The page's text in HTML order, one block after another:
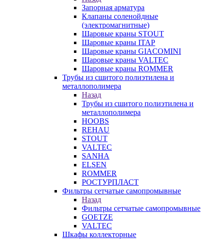
Запорная арматура
Клапаны соленойдные
(электромагнитные)
Шаровые краны STOUT
Шаровые краны ITAP
Шаровые краны GIACOMINI
Шаровые краны VALTEC
Шаровые краны ROMMER
Трубы из сшитого полиэтилена и
металлополимера
Назад
Трубы из сшитого полиэтилена и
металлополимера
HOOBS
REHAU
STOUT
VALTEC
SANHA
ELSEN
ROMMER
РОСТУРПЛАСТ
Фильтры сетчатые самопромывные
Назад
Фильтры сетчатые самопромывные
GOETZE
VALTEC
Шкафы коллекторные